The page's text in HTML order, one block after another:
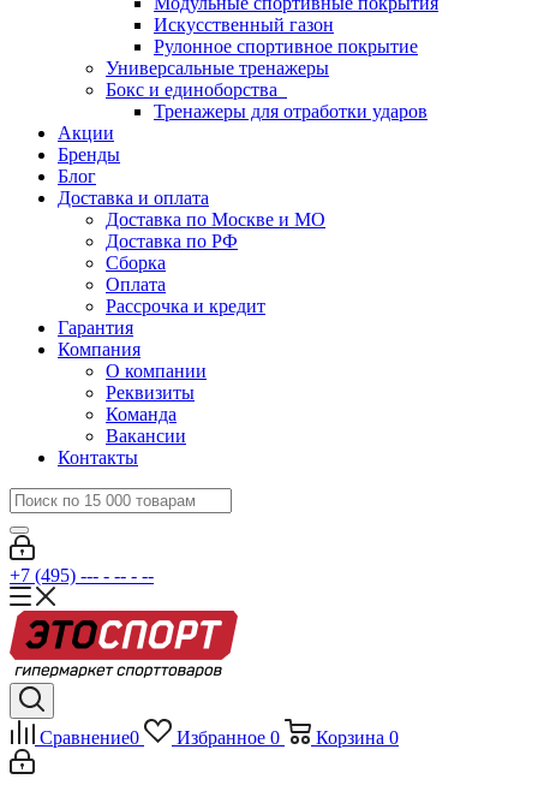
Искусственный газон
Рулонное спортивное покрытие
Универсальные тренажеры
Бокс и единоборства
Тренажеры для отработки ударов
Акции
Бренды
Блог
Доставка и оплата
Доставка по Москве и МО
Доставка по РФ
Сборка
Оплата
Рассрочка и кредит
Гарантия
Компания
О компании
Реквизиты
Команда
Вакансии
Контакты
+7 (495) --- - -- - --
Сравнение0 Избранное 0 Корзина 0